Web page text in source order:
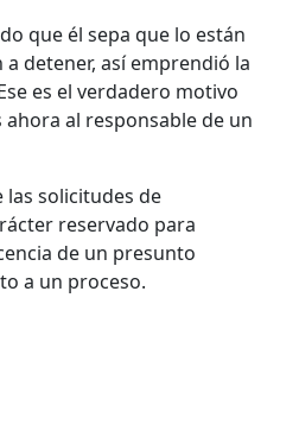
que él sepa que lo están
detener, así emprendió la
es el verdadero motivo
al responsable de un
las solicitudes de
reservado para
de un presunto
a un proceso.